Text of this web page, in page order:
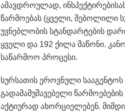
ამავდროულად,
წარმოებას (ყველი, შებოლილი
უვნებლობის სტანდარტების
ყველი და 192 ქილა მაწონი.
საწარმოო პროცესი.
სურსათის ეროვნული
გადამამუშავებელი
აქტიურად ახორციელებენ.